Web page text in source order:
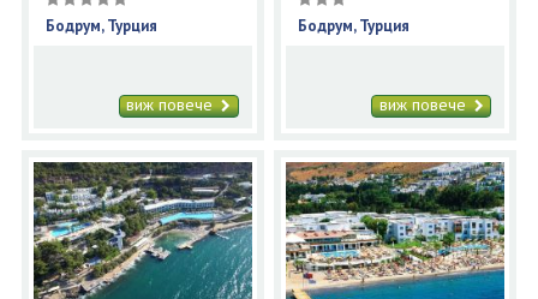
Бодрум, Турция
виж повече
Бодрум, Турция
виж повече